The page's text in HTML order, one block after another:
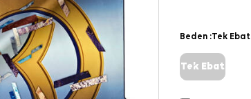
Beden :Tek Ebat
Tek Ebat